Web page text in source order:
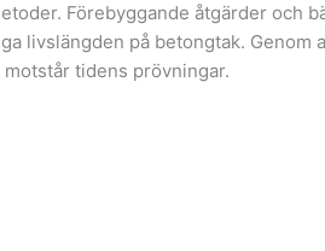
Förebyggande åtgärder och
livslängden på betongtak. Genom
tidens prövningar.